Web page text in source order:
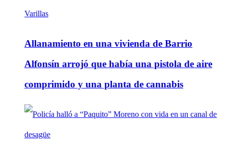
Allanamiento en una vivienda de Barrio
Alfonsín arrojó que había una pistola de aire
comprimido y una planta de cannabis